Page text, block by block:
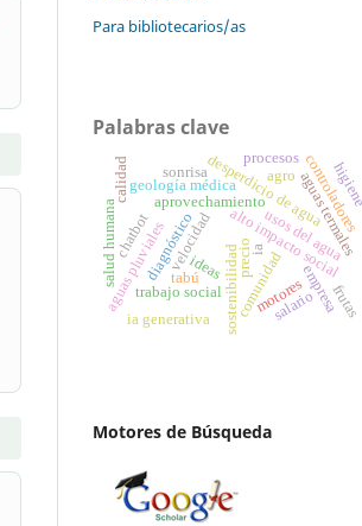
Para bibliotecarios/as
Palabras clave
sostenibilidad
alto impacto social
comunidad
trabajo social
aprovechamiento
aguas pluviales usos del agua
desperdicio de aguaaguas termales
salud humana
geología médica
velocidad
motores
controladores
empresa
ideas
diagnóstico
higiene
sonrisa
tabú
procesos
ia
ia generativa
chatbot
agro
frutas
precio
calidad
salario
Motores de Búsqueda